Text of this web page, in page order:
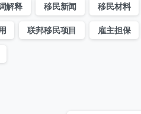
解释 移民新闻 移民材料
联邦移民项目 雇主担保